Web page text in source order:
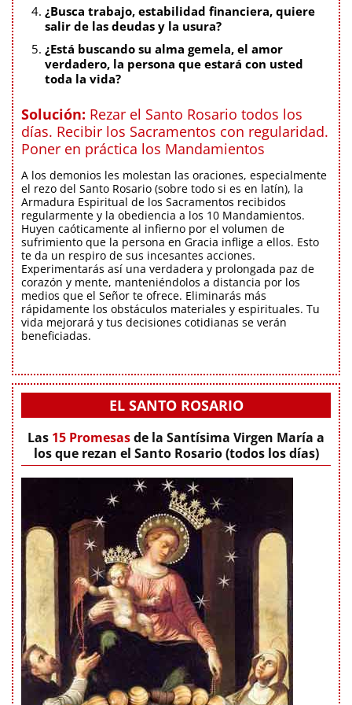
¿Busca trabajo, estabilidad financiera, quiere
salir de las deudas y la usura?
¿Está buscando su alma gemela, el amor
verdadero, la persona que estará con usted
toda la vida?
Solución: Rezar el Santo Rosario todos los
días. Recibir los Sacramentos con regularidad.
Poner en práctica los Mandamientos
A los demonios les molestan las oraciones, especialmente
el rezo del Santo Rosario (sobre todo si es en latín), la
Armadura Espiritual de los Sacramentos recibidos
regularmente y la obediencia a los 10 Mandamientos.
Huyen caóticamente al infierno por el volumen de
sufrimiento que la persona en Gracia inflige a ellos. Esto
te da un respiro de sus incesantes acciones.
Experimentarás así una verdadera y prolongada paz de
corazón y mente, manteniéndolos a distancia por los
medios que el Señor te ofrece. Eliminarás más
rápidamente los obstáculos materiales y espirituales. Tu
vida mejorará y tus decisiones cotidianas se verán
beneficiadas.
EL SANTO ROSARIO
Las 15 Promesasde la Santísima Virgen María a
los que rezan el Santo Rosario (todos los días)